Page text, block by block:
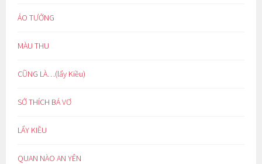
ẢO TƯỞNG
MÀU THU
CŨNG LÀ…(lẩy Kiều)
SỞ THÍCH BÁ VƠ
LẨY KIỀU
QUAN NÀO AN YÊN